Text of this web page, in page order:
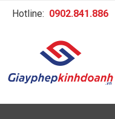
Hotline: 0902.841.886